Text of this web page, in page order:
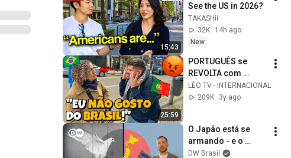
15:43
See the US in 2026?
TAKASHii
32K
14h ago
New
25:59
PORTUGUÊS se
REVOLTA com
BRASILEIROS que
FALAM MAL do
LÉO TV - INTERNACIONAL
209K
3y ago
O Japão está se
armando - e o
mundo deveria se
DW Brasil